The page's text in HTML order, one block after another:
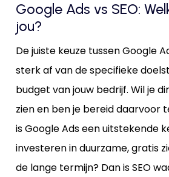
Google Ads vs SEO:
jou?
De juiste keuze tussen Google
sterk af van de specifieke
budget van jouw bedrijf. Wil je
zien en ben je bereid daarvoor
is Google Ads een uitstekende
investeren in duurzame, gratis
de lange termijn? Dan is SEO